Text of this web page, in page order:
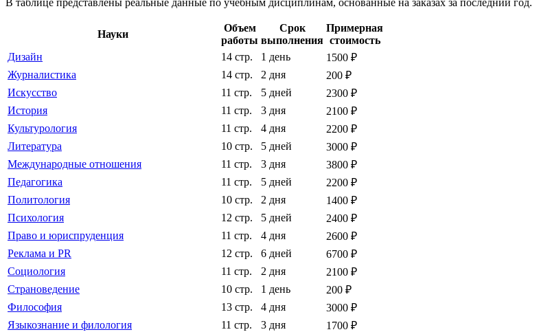
Науки
Объем
работы
Срок
выполнения
Примерная
стоимость
Дизайн
14 стр. 1 день
1500 ₽
Журналистика
14 стр. 2 дня
200 ₽
Искусство
11 стр. 5 дней
2300 ₽
История
11 стр. 3 дня
2100 ₽
Культурология
11 стр. 4 дня
2200 ₽
Литература
10 стр. 5 дней
3000 ₽
Международные отношения
11 стр. 3 дня
3800 ₽
Педагогика
11 стр. 5 дней
2200 ₽
Политология
10 стр. 2 дня
1400 ₽
Психология
12 стр. 5 дней
2400 ₽
Право и юриспруденция
11 стр. 4 дня
2600 ₽
Реклама и PR
12 стр. 6 дней
6700 ₽
Социология
11 стр. 2 дня
2100 ₽
Страноведение
10 стр. 1 день
200 ₽
Философия
13 стр. 4 дня
3000 ₽
Языкознание и филология
11 стр. 3 дня
1700 ₽